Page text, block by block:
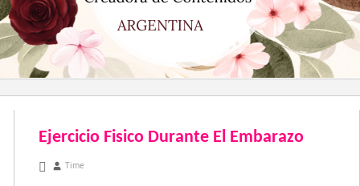
Ejercicio Fisico Durante El Embarazo
septiembre 24, 2010
Time